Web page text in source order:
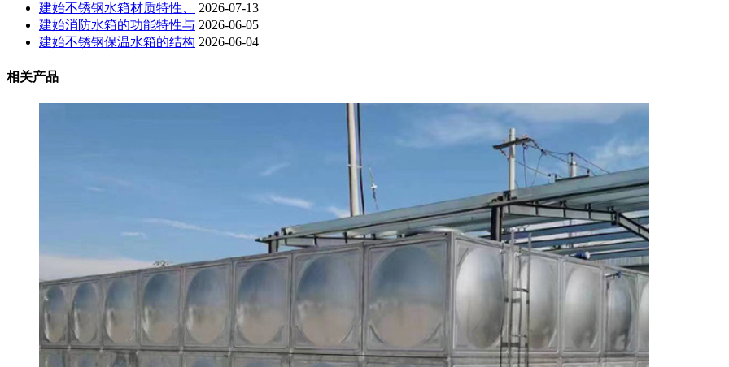
建始不锈钢水箱材质特性、
2026-07-13
建始消防水箱的功能特性与 2026-06-05
建始不锈钢保温水箱的结构 2026-06-04
相关产品